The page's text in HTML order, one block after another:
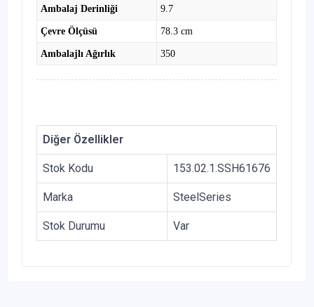
Ambalaj Derinliği 9.7
Çevre Ölçüsü 78.3 cm
Ambalajlı Ağırlık 350
Diğer Özellikler
Stok Kodu 153.02.1.SSH61676
Marka SteelSeries
Stok Durumu Var